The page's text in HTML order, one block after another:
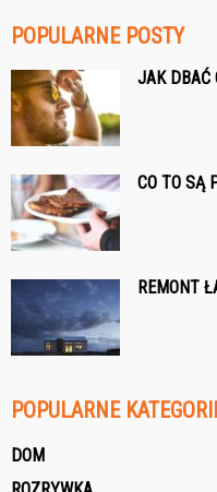
POPULARNE POSTY
JAK DBAĆ
CO TO SĄ
REMONT
POPULARNE
DOM